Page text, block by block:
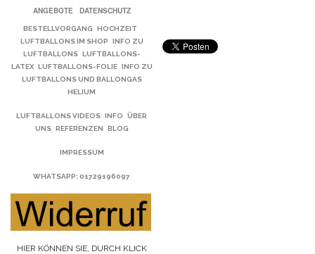
ANGEBOTE
DATENSCHUTZ
BESTELLVORGANG
HOCHZEIT
LUFTBALLONS IM SHOP
INFO ZU
LUFTBALLONS LUFTBALLONS-
LATEX LUFTBALLONS-FOLIE INFO ZU
LUFTBALLONS UND BALLONGAS
HELIUM
LUFTBALLONS VIDEOS INFO
ÜBER
UNS REFERENZEN BLOG
IMPRESSUM
WHATSAPP: 01729196097
HIER KÖNNEN SIE, DURCH KLICK